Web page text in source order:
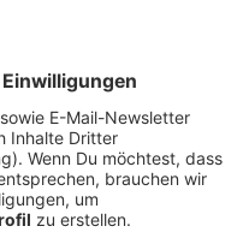
viel zu tun
hatten sich